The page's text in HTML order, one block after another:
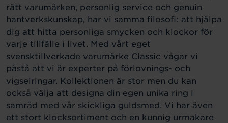
rätt varumärken, personlig service och genuin
hantverkskunskap, har vi samma filosofi: att hjälpa
dig att hitta personliga smycken och klockor för
varje tillfälle i livet. Med vårt eget
svensktillverkade varumärke Classic vågar vi
påstå att vi är experter på förlovnings- och
vigselringar. Kollektionen är stor men du kan
också välja att designa din egen unika ring i
samråd med vår skickliga guldsmed. Vi har även
ett stort klocksortiment och en kunnig urmakare